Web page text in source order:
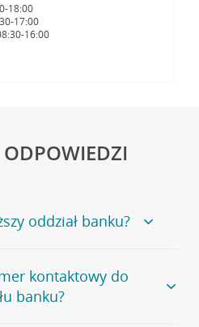
18:00
17:00
16:00
oddział banku?
banku, zapraszamy na
, na której znajduje się
kontaktowy do
banku?